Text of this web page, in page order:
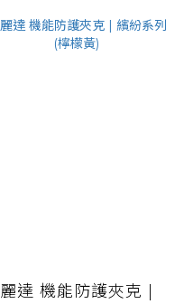
麗達 機能防護夾克 |